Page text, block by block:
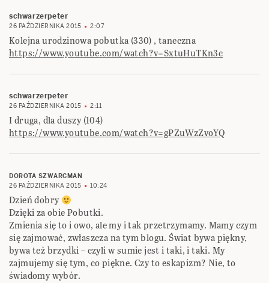
schwarzerpeter
26 PAŹDZIERNIKA 2015 2:07
Kolejna urodzinowa pobutka (330) , taneczna
https://www.youtube.com/watch?v=SxtuHuTKn3c
schwarzerpeter
26 PAŹDZIERNIKA 2015 2:11
I druga, dla duszy (104)
https://www.youtube.com/watch?v=gPZuWzZvoYQ
DOROTA SZWARCMAN
26 PAŹDZIERNIKA 2015
10:24
Dzień dobry
Dzięki za obie Pobutki.
Zmienia się to i owo, ale my i tak przetrzymamy. Mamy czym
się zajmować, zwłaszcza na tym blogu. Świat bywa piękny,
bywa też brzydki – czyli w sumie jest i taki, i taki. My
zajmujemy się tym, co piękne. Czy to eskapizm? Nie, to
świadomy wybór.